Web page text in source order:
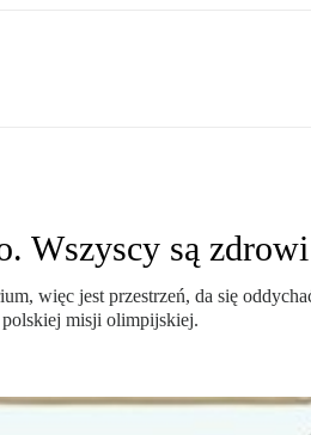
Wszyscy są zdrowi
więc jest przestrzeń, da się
misji olimpijskiej.